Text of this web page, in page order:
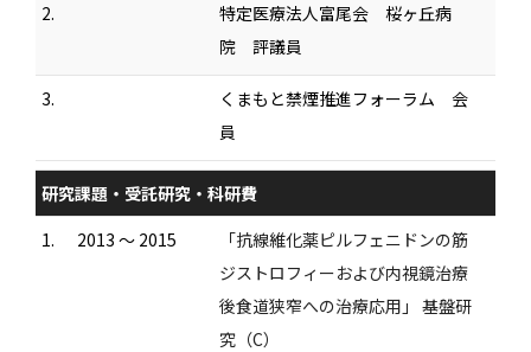
2.
特定医療法人富尾会 桜ヶ丘病
院 評議員
3.
くまもと禁煙推進フォーラム 会
員
研究課題・受託研究・科研費
1.
2013 ～ 2015
「抗線維化薬ピルフェニドンの筋
ジストロフィーおよび内視鏡治療
後食道狭窄への治療応用」 基盤研
究（C）